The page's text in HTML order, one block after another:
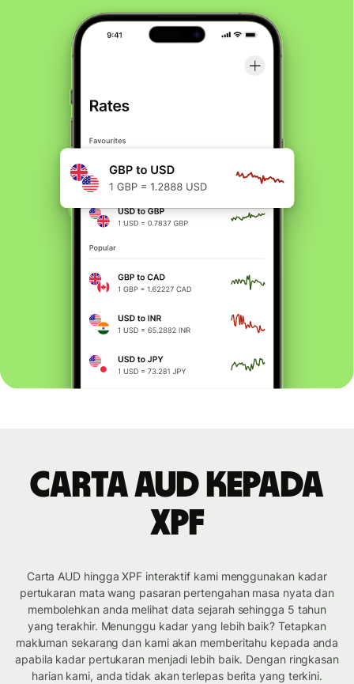
Carta AUD kepada
XPF
Carta AUD hingga XPF interaktif kami menggunakan kadar
pertukaran mata wang pasaran pertengahan masa nyata dan
membolehkan anda melihat data sejarah sehingga 5 tahun
yang terakhir. Menunggu kadar yang lebih baik? Tetapkan
makluman sekarang dan kami akan memberitahu kepada anda
apabila kadar pertukaran menjadi lebih baik. Dengan ringkasan
harian kami, anda tidak akan terlepas berita yang terkini.